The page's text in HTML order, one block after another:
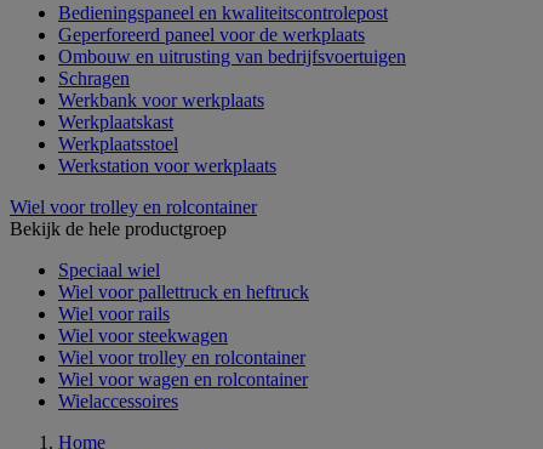
Bedieningspaneel en kwaliteitscontrolepost
Geperforeerd paneel voor de werkplaats
Ombouw en uitrusting van bedrijfsvoertuigen
Schragen
Werkbank voor werkplaats
Werkplaatskast
Werkplaatsstoel
Werkstation voor werkplaats
Wiel voor trolley en rolcontainer
Bekijk de hele productgroep
Speciaal wiel
Wiel voor pallettruck en heftruck
Wiel voor rails
Wiel voor steekwagen
Wiel voor trolley en rolcontainer
Wiel voor wagen en rolcontainer
Wielaccessoires
Home